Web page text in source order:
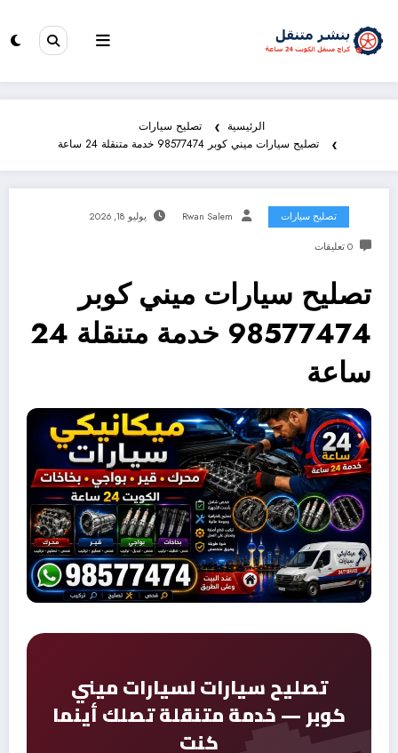
الرئيسية
تصليح سيارات
تصليح سيارات ميني كوبر 98577474 خدمة متنقلة 24 ساعة
تصليح سيارات Rwan Salem يوليو 18, 2026
0 تعليقات
تصليح سيارات ميني كوبر
98577474 خدمة متنقلة 24
ساعة
تصليح سيارات لسيارات ميني
كوبر — خدمة متنقلة تصلك أينما
كنت